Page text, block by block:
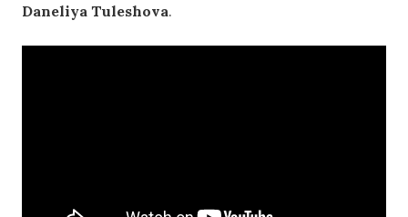
Daneliya Tuleshova.